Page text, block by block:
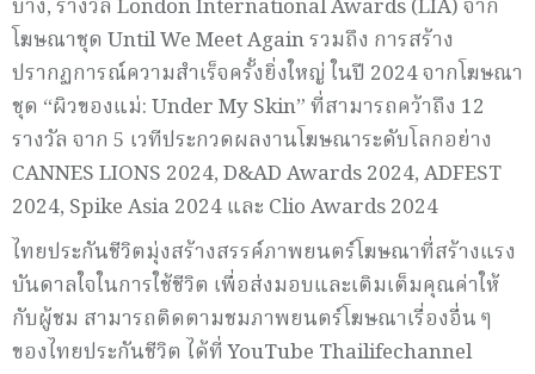
บ้าง, รางวัล London International Awards (LIA) จาก
โฆษณาชุด Until We Meet Again รวมถึง การสร้าง
ปรากฏการณ์ความสำเร็จครั้งยิ่งใหญ่ ในปี 2024 จากโฆษณา
ชุด “ผิวของแม่: Under My Skin” ที่สามารถคว้าถึง 12
รางวัล จาก 5 เวทีประกวดผลงานโฆษณาระดับโลกอย่าง
CANNES LIONS 2024, D&AD Awards 2024, ADFEST
2024, Spike Asia 2024 และ Clio Awards 2024
ไทยประกันชีวิตมุ่งสร้างสรรค์ภาพยนตร์โฆษณาที่สร้างแรง
บันดาลใจในการใช้ชีวิต เพื่อส่งมอบและเติมเต็มคุณค่าให้
กับผู้ชม สามารถติดตามชมภาพยนตร์โฆษณาเรื่องอื่น ๆ
ของไทยประกันชีวิต ได้ที่ YouTube Thailifechannel